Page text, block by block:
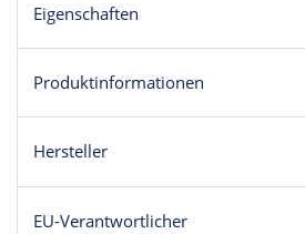
Eigenschaften
Produktinformationen
Hersteller
EU-Verantwortlicher